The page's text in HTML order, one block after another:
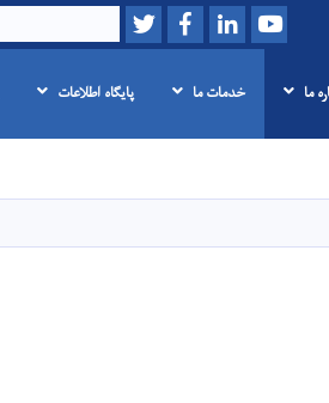
content
Youtube
LinkedIn
Facebook
Twitter
Search
ما خدمات ما پایگاه اطلاعات